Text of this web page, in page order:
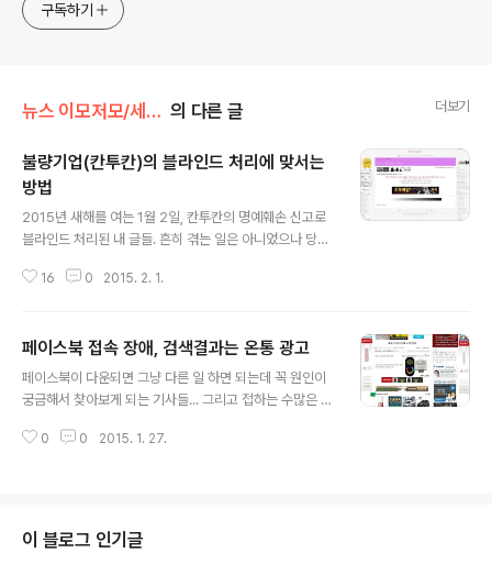
구독하기
뉴스 이모저모/세상에 이런일이 의 다른 글 더보기
불량기업(칸투칸)의 블라인드 처리에 맞서는
방법
2015년 새해를 여는 1월 2일, 칸투칸의 명예훼손 신고로
블라인드 처리된 내 글들. 흔히 겪는 일은 아니었으나 당황
한민국의 네이버와 다음등의 포탈에 묶인 블로거들이 겪을
들에게 그냥 당하게 되는 이 현실속에서 그냥 당하고 있을
내가 아니다. 블라인드 처리에서 해제 이 글들은 오늘, 2월
1일자로 임시조치(블라인드)에서 해제되어 다시 정상적으
에게 안내 후 방송통신심의위원회 등에 심의를 신청하여
16 0 2015. 2. 1.
페이스북 접속 장애, 검색결과는 온통 광고
페이스북이 다운되면 그냥 다른 일 하면 되는데 꼭 원인이
궁금해서 찾아보게 되는 기사들... 그리고 접하는 수많은 광
고로 도배된 화면만 한번 더 보는것이다. 접속이 원할하지
그에 광고를 달고는 있지만 적당히는 힘들겠지... 다 먹고
살자고 하는건데..;;; 그나저나 기사마다 단골로 등장하는
0 0 2015. 1. 27.
이 블로그 인기글